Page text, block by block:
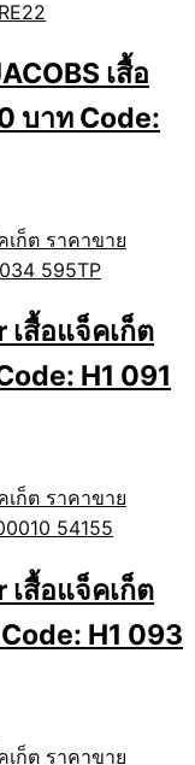
เสื้อ
บาท Code:
สื้อแจ็คเก็ต
H1 091
สื้อแจ็คเก็ต
H1 093